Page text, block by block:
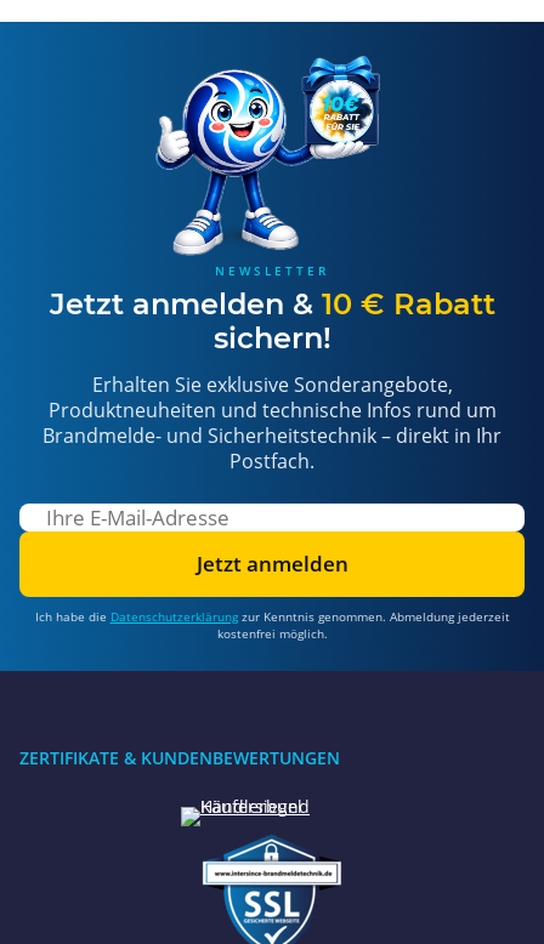
NEWSLETTER
Jetzt anmelden & 10 € Rabatt
sichern!
Erhalten Sie exklusive Sonderangebote,
Produktneuheiten und technische Infos rund um
Brandmelde- und Sicherheitstechnik – direkt in Ihr
Postfach.
Jetzt anmelden
Ich habe die Datenschutzerklärungzur Kenntnis genommen. Abmeldung jederzeit
kostenfrei möglich.
ZERTIFIKATE & KUNDENBEWERTUNGEN